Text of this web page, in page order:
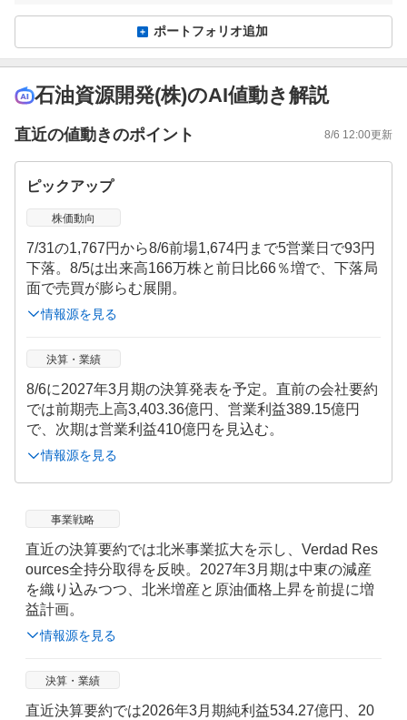
ポートフォリオ追加
石油資源開発(株)のAI値動き解説
直近の値動きのポイント 8/6 12:00更新
ピックアップ
株価動向
7/31の1,767円から8/6前場1,674円まで5営業日で93円
下落。8/5は出来高166万株と前日比66％増で、下落局
面で売買が膨らむ展開。
情報源を見る
決算・業績
8/6に2027年3月期の決算発表を予定。直前の会社要約
では前期売上高3,403.36億円、営業利益389.15億円
で、次期は営業利益410億円を見込む。
情報源を見る
事業戦略
直近の決算要約では北米事業拡大を示し、Verdad Res
ources全持分取得を反映。2027年3月期は中東の減産
を織り込みつつ、北米増産と原油価格上昇を前提に増
益計画。
情報源を見る
決算・業績
直近決算要約では2026年3月期純利益534.27億円、20